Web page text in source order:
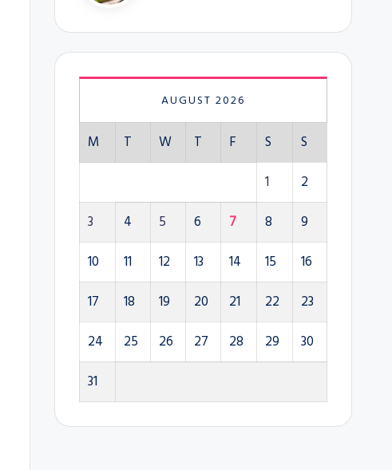
AUGUST 2026
M T W T F S
S
1
2
3
4 5 6 7 8
9
10
11 12 13 14 15
16
17
18 19 20 21 22
23
24
25 26 27 28 29
30
31